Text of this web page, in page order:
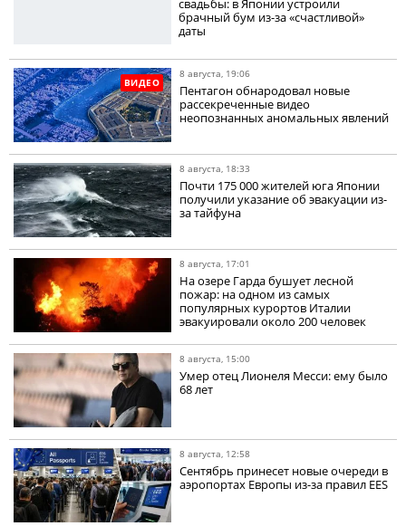
свадьбы: в Японии устроили
брачный бум из-за «счастливой»
даты
ВИДЕО
8 августа, 19:06
Пентагон обнародовал новые
рассекреченные видео
неопознанных аномальных явлений
8 августа, 18:33
Почти 175 000 жителей юга Японии
получили указание об эвакуации из-
за тайфуна
8 августа, 17:01
На озере Гарда бушует лесной
пожар: на одном из самых
популярных курортов Италии
эвакуировали около 200 человек
8 августа, 15:00
Умер отец Лионеля Месси: ему было
68 лет
8 августа, 12:58
Сентябрь принесет новые очереди в
аэропортах Европы из-за правил EES